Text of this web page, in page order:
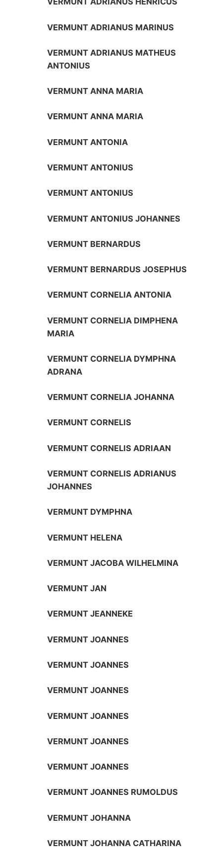
VERMUNT ADRIANUS MARINUS
VERMUNT ADRIANUS MATHEUS
ANTONIUS
VERMUNT ANNA MARIA
VERMUNT ANNA MARIA
VERMUNT ANTONIA
VERMUNT ANTONIUS
VERMUNT ANTONIUS
VERMUNT ANTONIUS JOHANNES
VERMUNT BERNARDUS
VERMUNT BERNARDUS JOSEPHUS
VERMUNT CORNELIA ANTONIA
VERMUNT CORNELIA DIMPHENA
MARIA
VERMUNT CORNELIA DYMPHNA
ADRANA
VERMUNT CORNELIA JOHANNA
VERMUNT CORNELIS
VERMUNT CORNELIS ADRIAAN
VERMUNT CORNELIS ADRIANUS
JOHANNES
VERMUNT DYMPHNA
VERMUNT HELENA
VERMUNT JACOBA WILHELMINA
VERMUNT JAN
VERMUNT JEANNEKE
VERMUNT JOANNES
VERMUNT JOANNES
VERMUNT JOANNES
VERMUNT JOANNES
VERMUNT JOANNES
VERMUNT JOANNES
VERMUNT JOANNES RUMOLDUS
VERMUNT JOHANNA
VERMUNT JOHANNA CATHARINA